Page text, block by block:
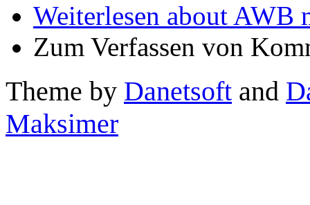
Weiterlesen about AWB
Zum Verfassen von
Theme by Danetsoft and
Maksimer